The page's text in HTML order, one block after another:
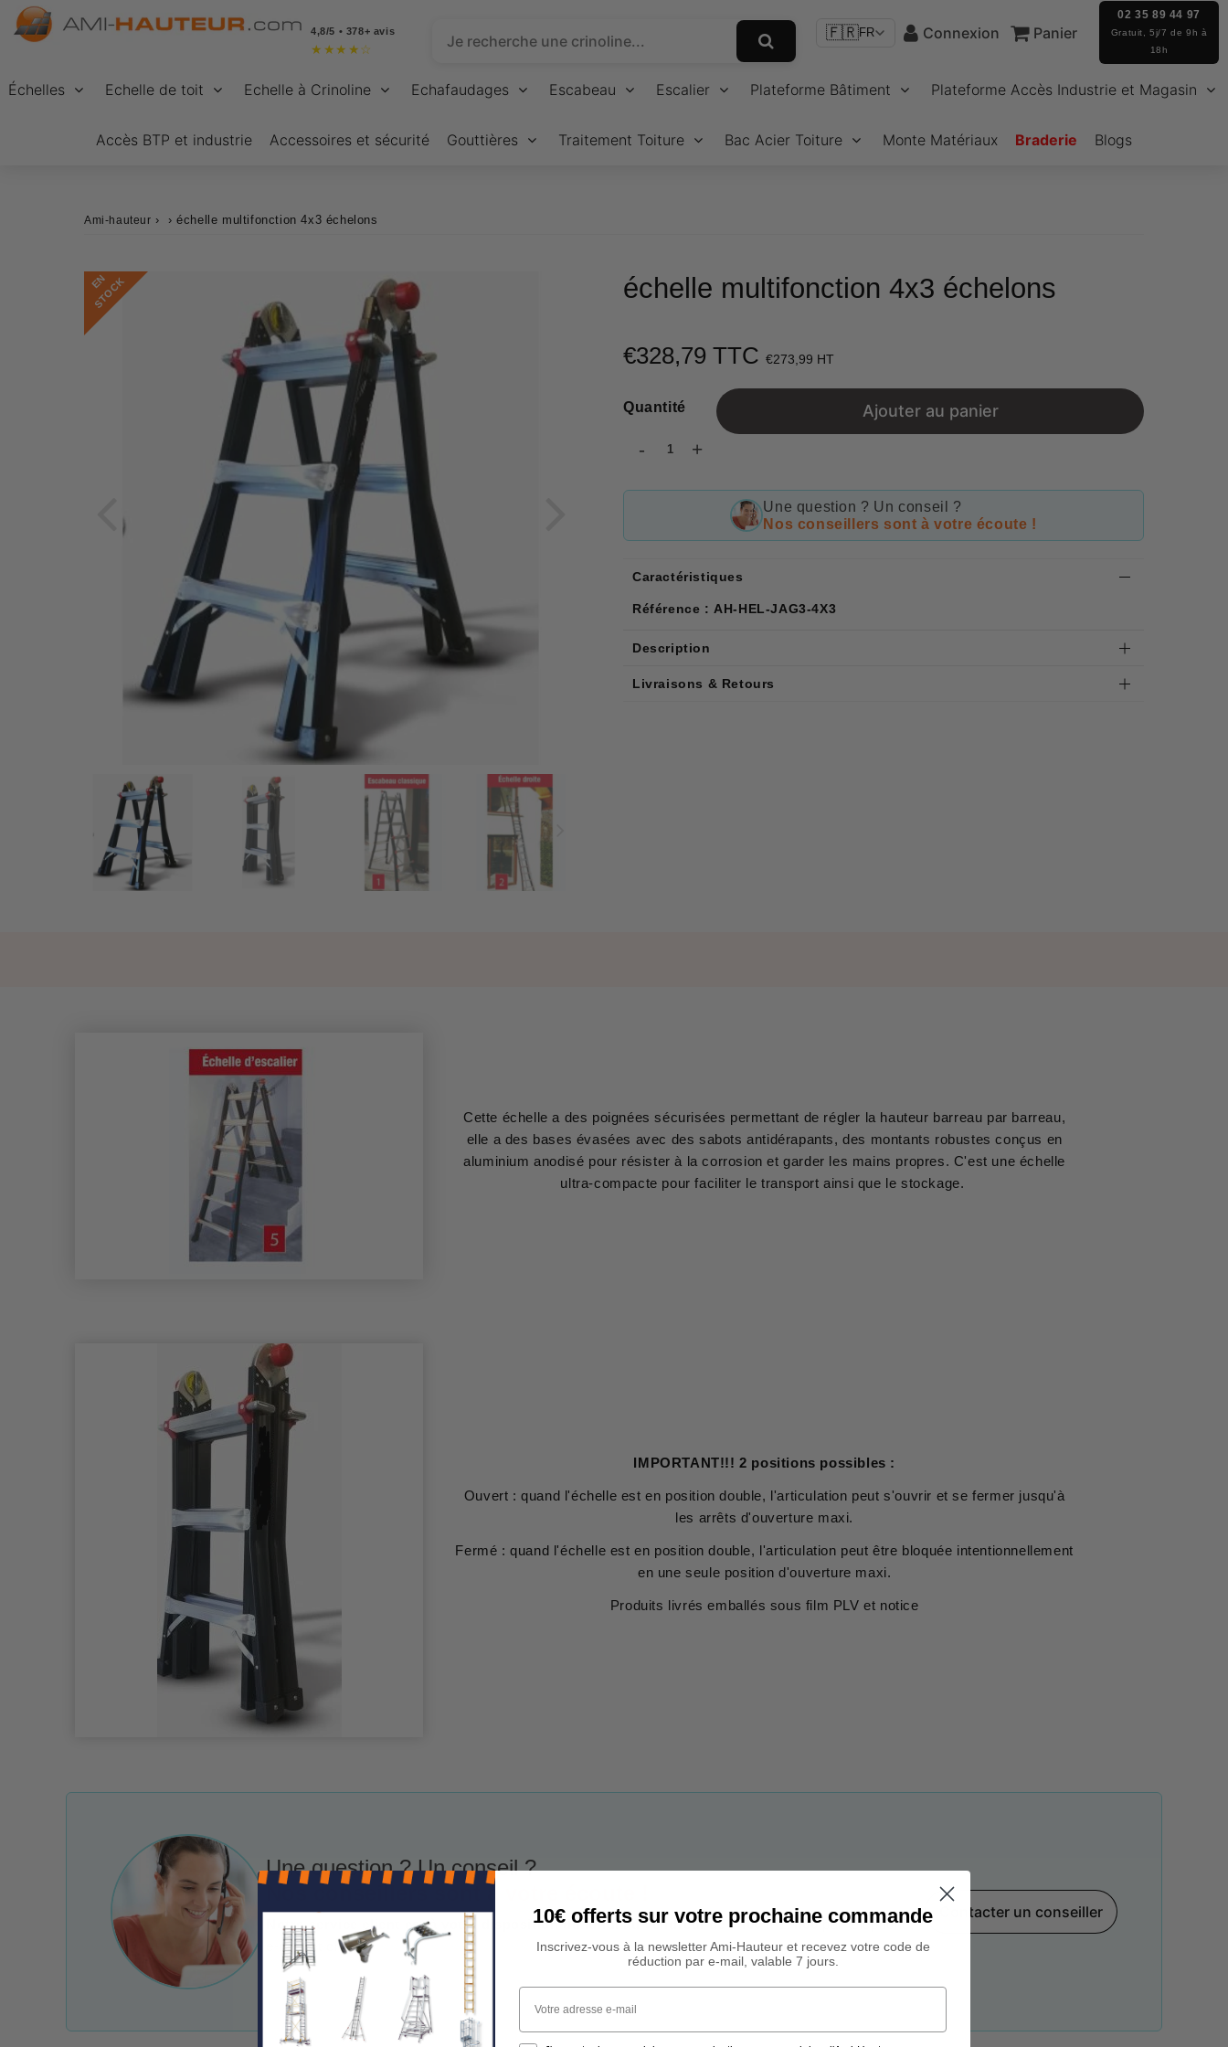
4,8/5 • 378+ avis
★ ★ ★ ★ ☆
🇫🇷FR Connexion Panier
02 35 89 44 97
Gratuit, 5j/7 de 9h à
18h
Échelles Echelle de toit Echelle à Crinoline Echafaudages Escabeau Escalier Plateforme Bâtiment Plateforme Accès Industrie et Magasin
Accès BTP et industrie Accessoires et sécurité Gouttières Traitement Toiture Bac Acier Toiture Monte Matériaux Braderie Blogs
Ami-hauteur › › échelle multifonction 4x3 échelons
E
N
S
T
O
C
K échelle multifonction 4x3 échelons
€328,79 TTC €273,99 HT
Quantité
- +
Ajouter au panier
Une question ? Un conseil ?
Nos conseillers sont à votre écoute !
Caractéristiques
Référence : AH-HEL-JAG3-4X3
Description
Livraisons & Retours
Cette échelle a des poignées sécurisées permettant de régler la hauteur barreau par barreau,
elle a des bases évasées avec des sabots antidérapants, des montants robustes conçus en
aluminium anodisé pour résister à la corrosion et garder les mains propres. C'est une échelle
ultra-compacte pour faciliter le transport ainsi que le stockage.
IMPORTANT!!! 2 positions possibles :
Ouvert : quand l'échelle est en position double, l'articulation peut s'ouvrir et se fermer jusqu'à
les arrêts d'ouverture maxi.
Fermé : quand l'échelle est en position double, l'articulation peut être bloquée intentionnellement
en une seule position d'ouverture maxi.
Produits livrés emballés sous film PLV et notice
Une question ? Un conseil ?
Notre service client est à votre disposition du lundi au vendredi de 9h00 à 17h00par téléphone,
e-mail et chat.
Contacter un conseiller
10€ offerts sur votre prochaine commande
Inscrivez-vous à la newsletter Ami-Hauteur et recevez votre code de
réduction par e-mail, valable 7 jours.
Votre adresse e-mail